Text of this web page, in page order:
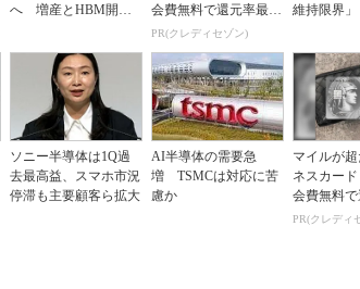
へ 増産とHBM開発
会費無料で還元率最大
1.125%
PR(クレディセゾン)
維持限界
ソニー半導体は1Q過
去最高益、スマホ市況
停滞も主要顧客ら拡大
AI半導体の需要急
増 TSMCは対応に苦
慮か
マイルが
ネスカー
会費無料
1.125%
PR(クレディ